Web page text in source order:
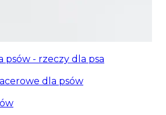
psów - rzeczy dla psa
dla psów